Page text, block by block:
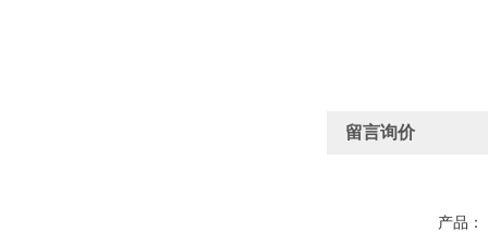
留言询价
产品：